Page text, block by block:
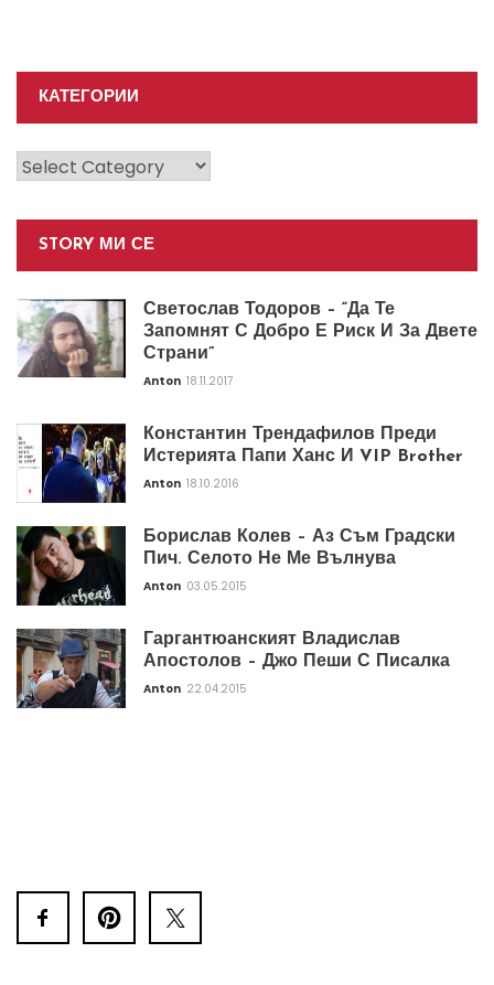
КАТЕГОРИИ
Категории
STORY МИ СЕ
Светослав Тодоров – “Да Те
Запомнят С Добро Е Риск И За Двете
Страни”
Anton 18.11.2017
Константин Трендафилов Преди
Истерията Папи Ханс И VIP Brother
Anton 18.10.2016
Борислав Колев – Аз Съм Градски
Пич. Селото Не Ме Вълнува
Anton 03.05.2015
Гаргантюанският Владислав
Апостолов – Джо Пеши С Писалка
Anton 22.04.2015